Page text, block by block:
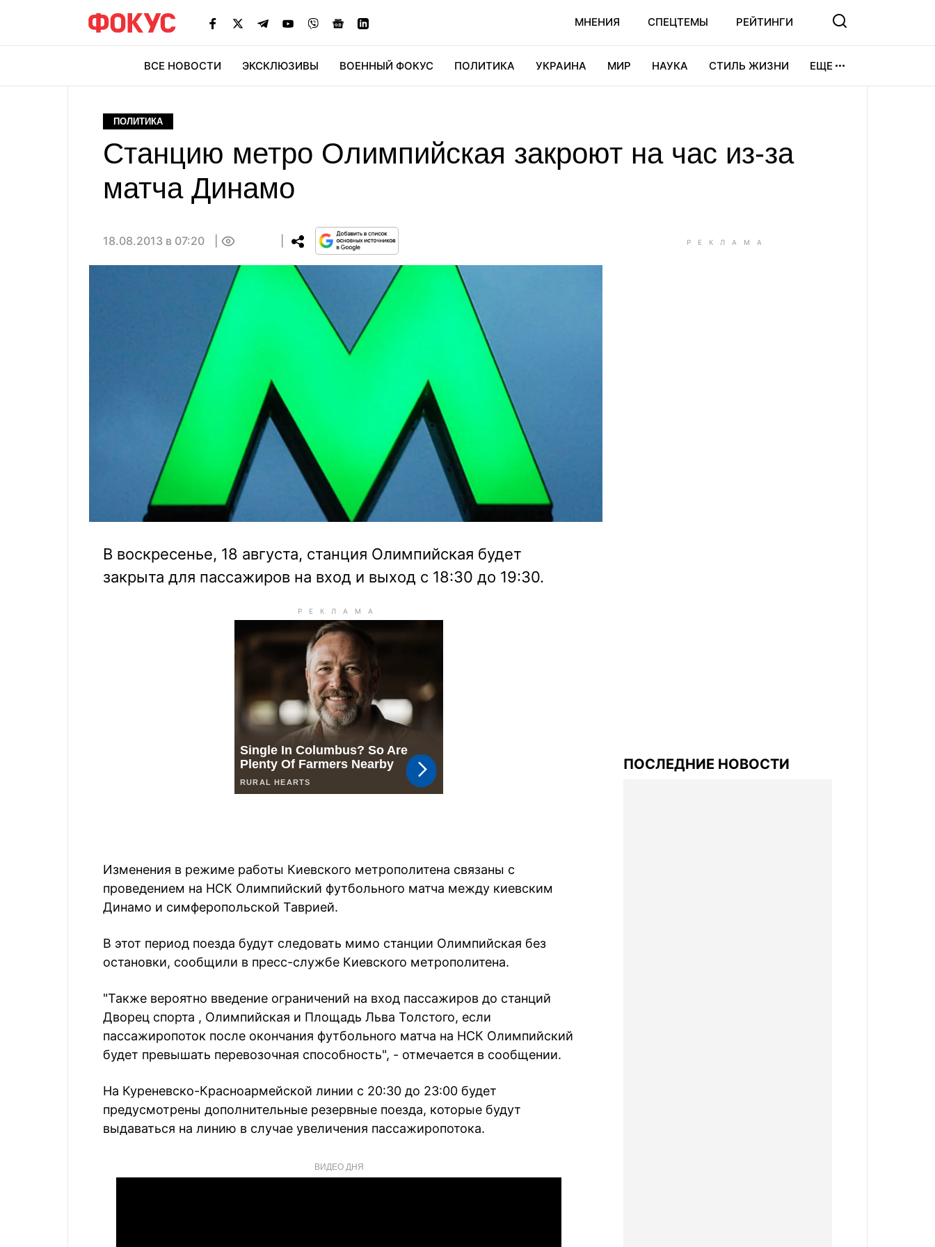
МНЕНИЯ СПЕЦТЕМЫ РЕЙТИНГИ
ВСЕ НОВОСТИ ЭКСКЛЮЗИВЫ ВОЕННЫЙ ФОКУС ПОЛИТИКА УКРАИНА МИР НАУКА СТИЛЬ ЖИЗНИ ЕЩЕ
ПОЛИТИКА
Станцию метро Олимпийская закроют на час из-за
матча Динамо
18.08.2013 в 07:20
В воскресенье, 18 августа, станция Олимпийская будет
закрыта для пассажиров на вход и выход с 18:30 до 19:30.
Изменения в режиме работы Киевского метрополитена связаны с
проведением на НСК Олимпийский футбольного матча между киевским
Динамо и симферопольской Таврией.
В этот период поезда будут следовать мимо станции Олимпийская без
остановки, сообщили в пресс-службе Киевского метрополитена.
"Также вероятно введение ограничений на вход пассажиров до станций
Дворец спорта , Олимпийская и Площадь Льва Толстого, если
пассажиропоток после окончания футбольного матча на НСК Олимпийский
будет превышать перевозочная способность", - отмечается в сообщении.
На Куреневско-Красноармейской линии с 20:30 до 23:00 будет
предусмотрены дополнительные резервные поезда, которые будут
выдаваться на линию в случае увеличения пассажиропотока.
ВИДЕО ДНЯ
ПОСЛЕДНИЕ НОВОСТИ